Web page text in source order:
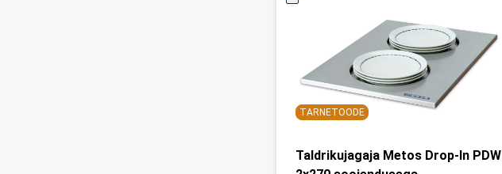
TARNETOODE
Taldrikujagaja Metos Drop-In PDW